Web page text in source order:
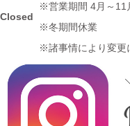
『お米特集』コーナーで
いごはん器のお店 らいす
Closed
※営業期間 4月～11
※冬期間休業
※諸事情により変更